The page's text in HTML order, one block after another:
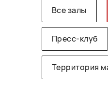
Все залы
Пресс-клуб
Территория